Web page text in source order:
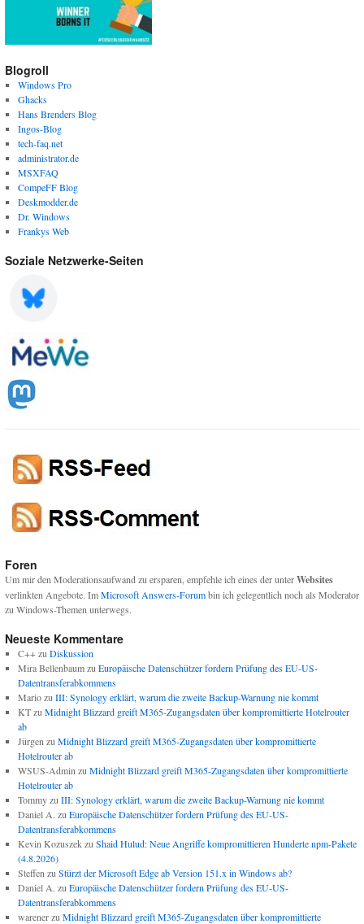
Blogroll
Windows Pro
Ghacks
Hans Brenders Blog
Ingos-Blog
tech-faq.net
administrator.de
MSXFAQ
CompeFF Blog
Deskmodder.de
Dr. Windows
Frankys Web
Soziale Netzwerke-Seiten
Foren
Um mir den Moderationsaufwand zu ersparen, empfehle ich eines der unterWebsites
verlinkten Angebote. ImMicrosoft Answers-Forumbin ich gelegentlich noch als Moderator
zu Windows-Themen unterwegs.
Neueste Kommentare
C++zu Diskussion
Mira Bellenbaumzu Europäische Datenschützer fordern Prüfung des EU-US-
Datentransferabkommens
Mariozu III: Synology erklärt, warum die zweite Backup-Warnung nie kommt
KTzu Midnight Blizzard greift M365-Zugangsdaten über kompromittierte Hotelrouter
ab
Jürgen zu Midnight Blizzard greift M365-Zugangsdaten über kompromittierte
Hotelrouter ab
WSUS-Admin zu Midnight Blizzard greift M365-Zugangsdaten über kompromittierte
Hotelrouter ab
Tommyzu III: Synology erklärt, warum die zweite Backup-Warnung nie kommt
Daniel A. zu Europäische Datenschützer fordern Prüfung des EU-US-
Datentransferabkommens
Kevin Kozuszekzu Shaid Hulud: Neue Angriffe kompromittieren Hunderte npm-Pakete
(4.8.2026)
Steffen zu Stürzt der Microsoft Edge ab Version 151.x in Windows ab?
Daniel A. zu Europäische Datenschützer fordern Prüfung des EU-US-
Datentransferabkommens
warenerzu Midnight Blizzard greift M365-Zugangsdaten über kompromittierte